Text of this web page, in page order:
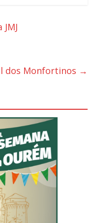
dos Monfortinos →